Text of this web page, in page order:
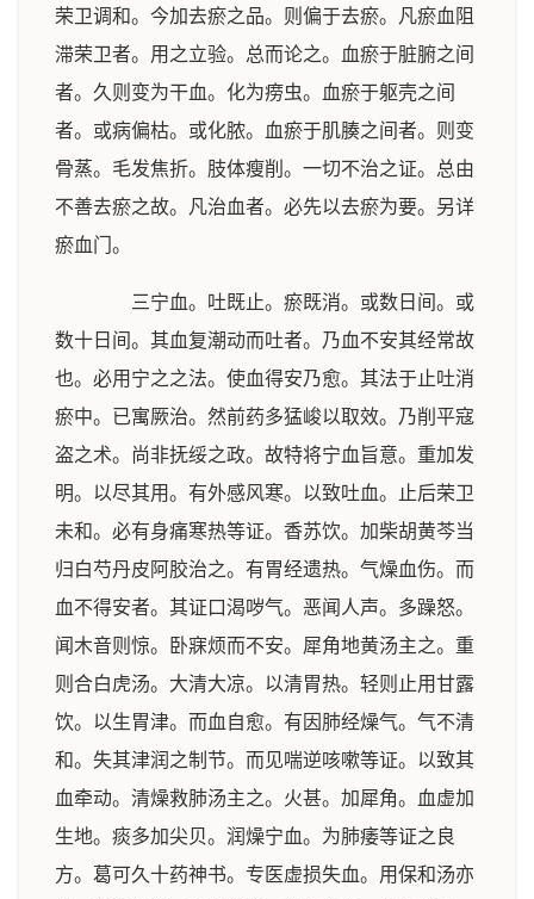
荣卫调和。今加去瘀之品。则偏于去瘀。凡瘀血阻
滞荣卫者。用之立验。总而论之。血瘀于脏腑之间
者。久则变为干血。化为痨虫。血瘀于躯壳之间
者。或病偏枯。或化脓。血瘀于肌腠之间者。则变
骨蒸。毛发焦折。肢体瘦削。一切不治之证。总由
不善去瘀之故。凡治血者。必先以去瘀为要。另详
瘀血门。
三宁血。吐既止。瘀既消。或数日间。或
数十日间。其血复潮动而吐者。乃血不安其经常故
也。必用宁之之法。使血得安乃愈。其法于止吐消
瘀中。已寓厥治。然前药多猛峻以取效。乃削平寇
盗之术。尚非抚绥之政。故特将宁血旨意。重加发
明。以尽其用。有外感风寒。以致吐血。止后荣卫
未和。必有身痛寒热等证。香苏饮。加柴胡黄芩当
归白芍丹皮阿胶治之。有胃经遗热。气燥血伤。而
血不得安者。其证口渴哕气。恶闻人声。多躁怒。
闻木音则惊。卧寐烦而不安。犀角地黄汤主之。重
则合白虎汤。大清大凉。以清胃热。轻则止用甘露
饮。以生胃津。而血自愈。有因肺经燥气。气不清
和。失其津润之制节。而见喘逆咳嗽等证。以致其
血牵动。清燥救肺汤主之。火甚。加犀角。血虚加
生地。痰多加尖贝。润燥宁血。为肺痿等证之良
方。葛可久十药神书。专医虚损失血。用保和汤亦